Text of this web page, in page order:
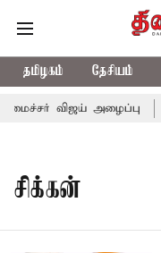
தமிழகம் தேசியம்
விஜய் அழைப்பு
சிக்கன்